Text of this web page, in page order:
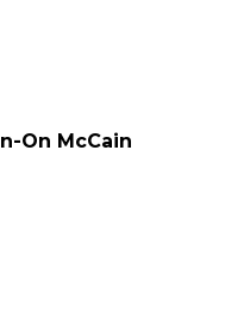
On McCain